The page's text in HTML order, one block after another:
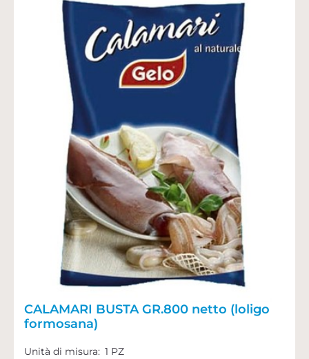
CALAMARI BUSTA GR.800 netto (loligo
formosana)
Unità di misura: 1 PZ